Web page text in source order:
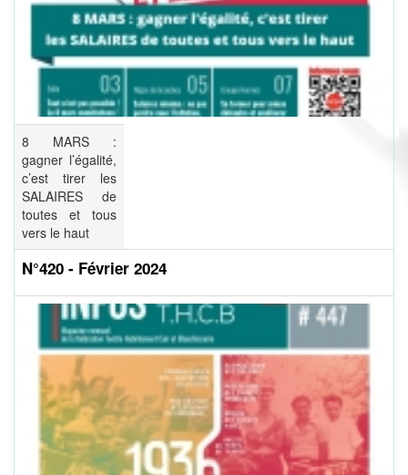
8 MARS :
gagner l’égalité,
c’est tirer les
SALAIRES de
toutes et tous
vers le haut
N°420 - Février 2024